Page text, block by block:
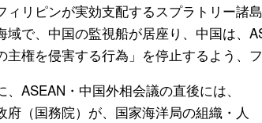
ィリピンが実効支配するスプラトリー諸
域で、中国の監視船が居座り、中国は、
主権を侵害する行為」を停止するよう、
、ASEAN・中国外相会議の直後には、
府（国務院）が、国家海洋局の組織・人